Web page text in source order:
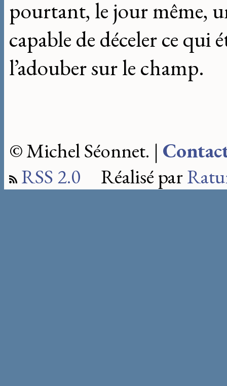
pourtant, le jour même,
capable de déceler ce qui
l’adouber sur le champ.
© Michel Séonnet. |
RSS 2.0 Réalisé par